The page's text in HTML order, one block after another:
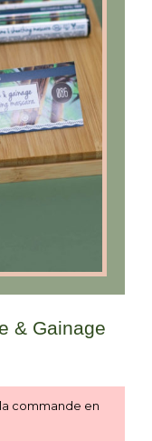
& Gainage
commande en